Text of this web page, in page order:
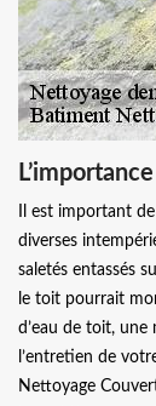
Il est important
diverses
saletés entassés
le toit pourrait
d’eau de toit, une
l’entretien de
Nettoyage